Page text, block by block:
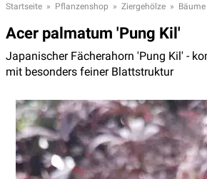
Startseite » Pflanzenshop » Ziergehölze »
Acer palmatum 'Pung Kil'
Japanischer Fächerahorn 'Pung Kil' -
mit besonders feiner Blattstruktur